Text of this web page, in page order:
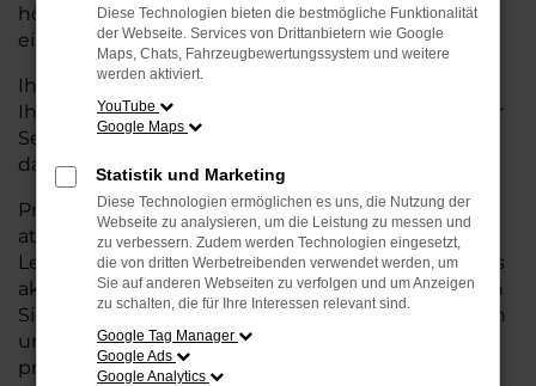
höchsten Fahrkomfort, innovative Features und
eine herausragende Wirtschaftlichkeit.
Ihr VW Autohaus in der Nähe von Cuxhaven steht
Ihnen mit einer breiten Auswahl an Neuwagen zur
Seite und bietet Ihnen umfassende
damit Sie das für Sie passende Fahrzeug finden.
Profitieren Sie von zusätzlichen Services wie
attraktiven Finanzierungsmöglichkeiten,
Leasingangeboten und der Inzahlungnahme Ihres
aktuellen Fahrzeugs. Besuchen Sie uns und lassen
Sie sich von unseren Experten beraten – wir freuen
uns, Ihnen den perfekten Neuwagen zu
präsentieren!
Diese Technologien bieten die bestmögliche Funktionalität
der Webseite. Services von Drittanbietern wie Google
Maps, Chats, Fahrzeugbewertungssystem und weitere
werden aktiviert.
YouTube
Google Maps
Statistik und Marketing
Diese Technologien ermöglichen es uns, die Nutzung der
Webseite zu analysieren, um die Leistung zu messen und
zu verbessern. Zudem werden Technologien eingesetzt,
die von dritten Werbetreibenden verwendet werden, um
Sie auf anderen Webseiten zu verfolgen und um Anzeigen
zu schalten, die für Ihre Interessen relevant sind.
Google Tag Manager
Google Ads
Google Analytics